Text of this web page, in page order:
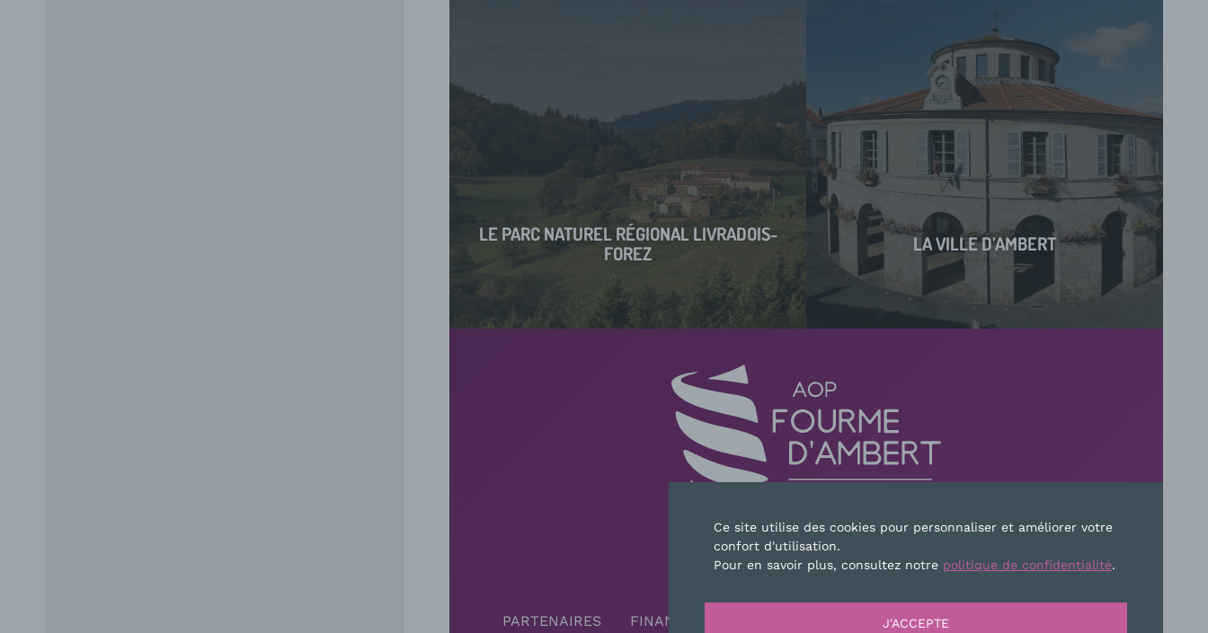
LE PARC NATUREL RÉGIONAL LIVRADOIS-
FOREZ
LA VILLE D’AMBERT
CONTACTEZ-NOUS
PARTENAIRES FINANCEURS PLAN DU SITE
Ce site utilise des cookies pour personnaliser et améliorer votre
confort d'utilisation.
Pour en savoir plus, consultez notre politique de confidentialité.
J'ACCEPTE